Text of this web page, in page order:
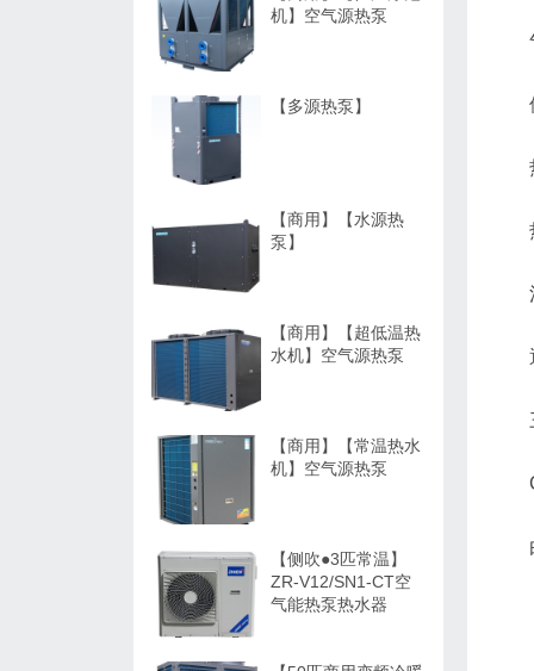
机】空气源热泵
【多源热泵】
【商用】【水源热
泵】
【商用】【超低温热
水机】空气源热泵
【商用】【常温热水
机】空气源热泵
【侧吹●3匹常温】
ZR-V12/SN1-CT空
气能热泵热水器